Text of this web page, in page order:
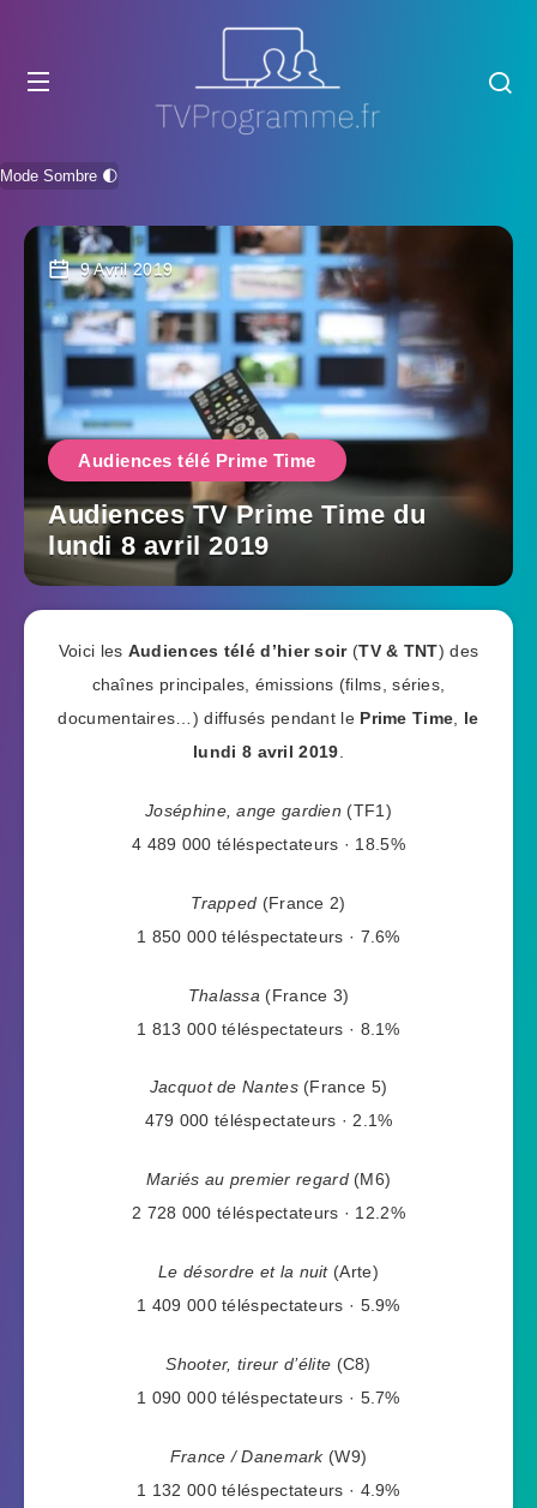
Mode Sombre 🌓
9 Avril 2019
Audiences télé Prime Time
Audiences TV Prime Time du
lundi 8 avril 2019
Voici les Audiences télé d’hier soir(TV & TNT) des
chaînes principales, émissions (films, séries,
documentaires…) diffusés pendant le Prime Time
le
lundi 8 avril 2019
Joséphine, ange gardien (TF1)
4 489 000 téléspectateurs · 18.5%
Trapped (France 2)
1 850 000 téléspectateurs · 7.6%
Thalassa (France 3)
1 813 000 téléspectateurs · 8.1%
Jacquot de Nantes(France 5)
479 000 téléspectateurs · 2.1%
Mariés au premier regard(M6)
2 728 000 téléspectateurs · 12.2%
Le désordre et la nuit(Arte)
1 409 000 téléspectateurs · 5.9%
Shooter, tireur d’élite (C8)
1 090 000 téléspectateurs · 5.7%
France / Danemark(W9)
1 132 000 téléspectateurs · 4.9%